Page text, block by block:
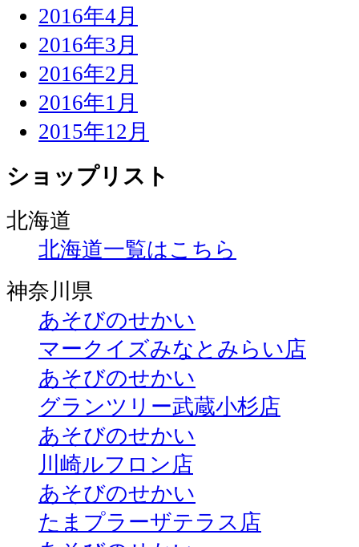
2016年4月
2016年3月
2016年2月
2016年1月
2015年12月
ショップリスト
北海道
北海道一覧はこちら
神奈川県
あそびのせかい
マークイズみなとみらい店
あそびのせかい
グランツリー武蔵小杉店
あそびのせかい
川崎ルフロン店
あそびのせかい
たまプラーザテラス店